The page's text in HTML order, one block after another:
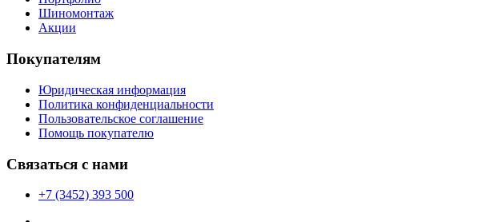
Шиномонтаж
Акции
Покупателям
Юридическая информация
Политика конфиденциальности
Пользовательское соглашение
Помощь покупателю
Связаться с нами
+7 (3452) 393 500